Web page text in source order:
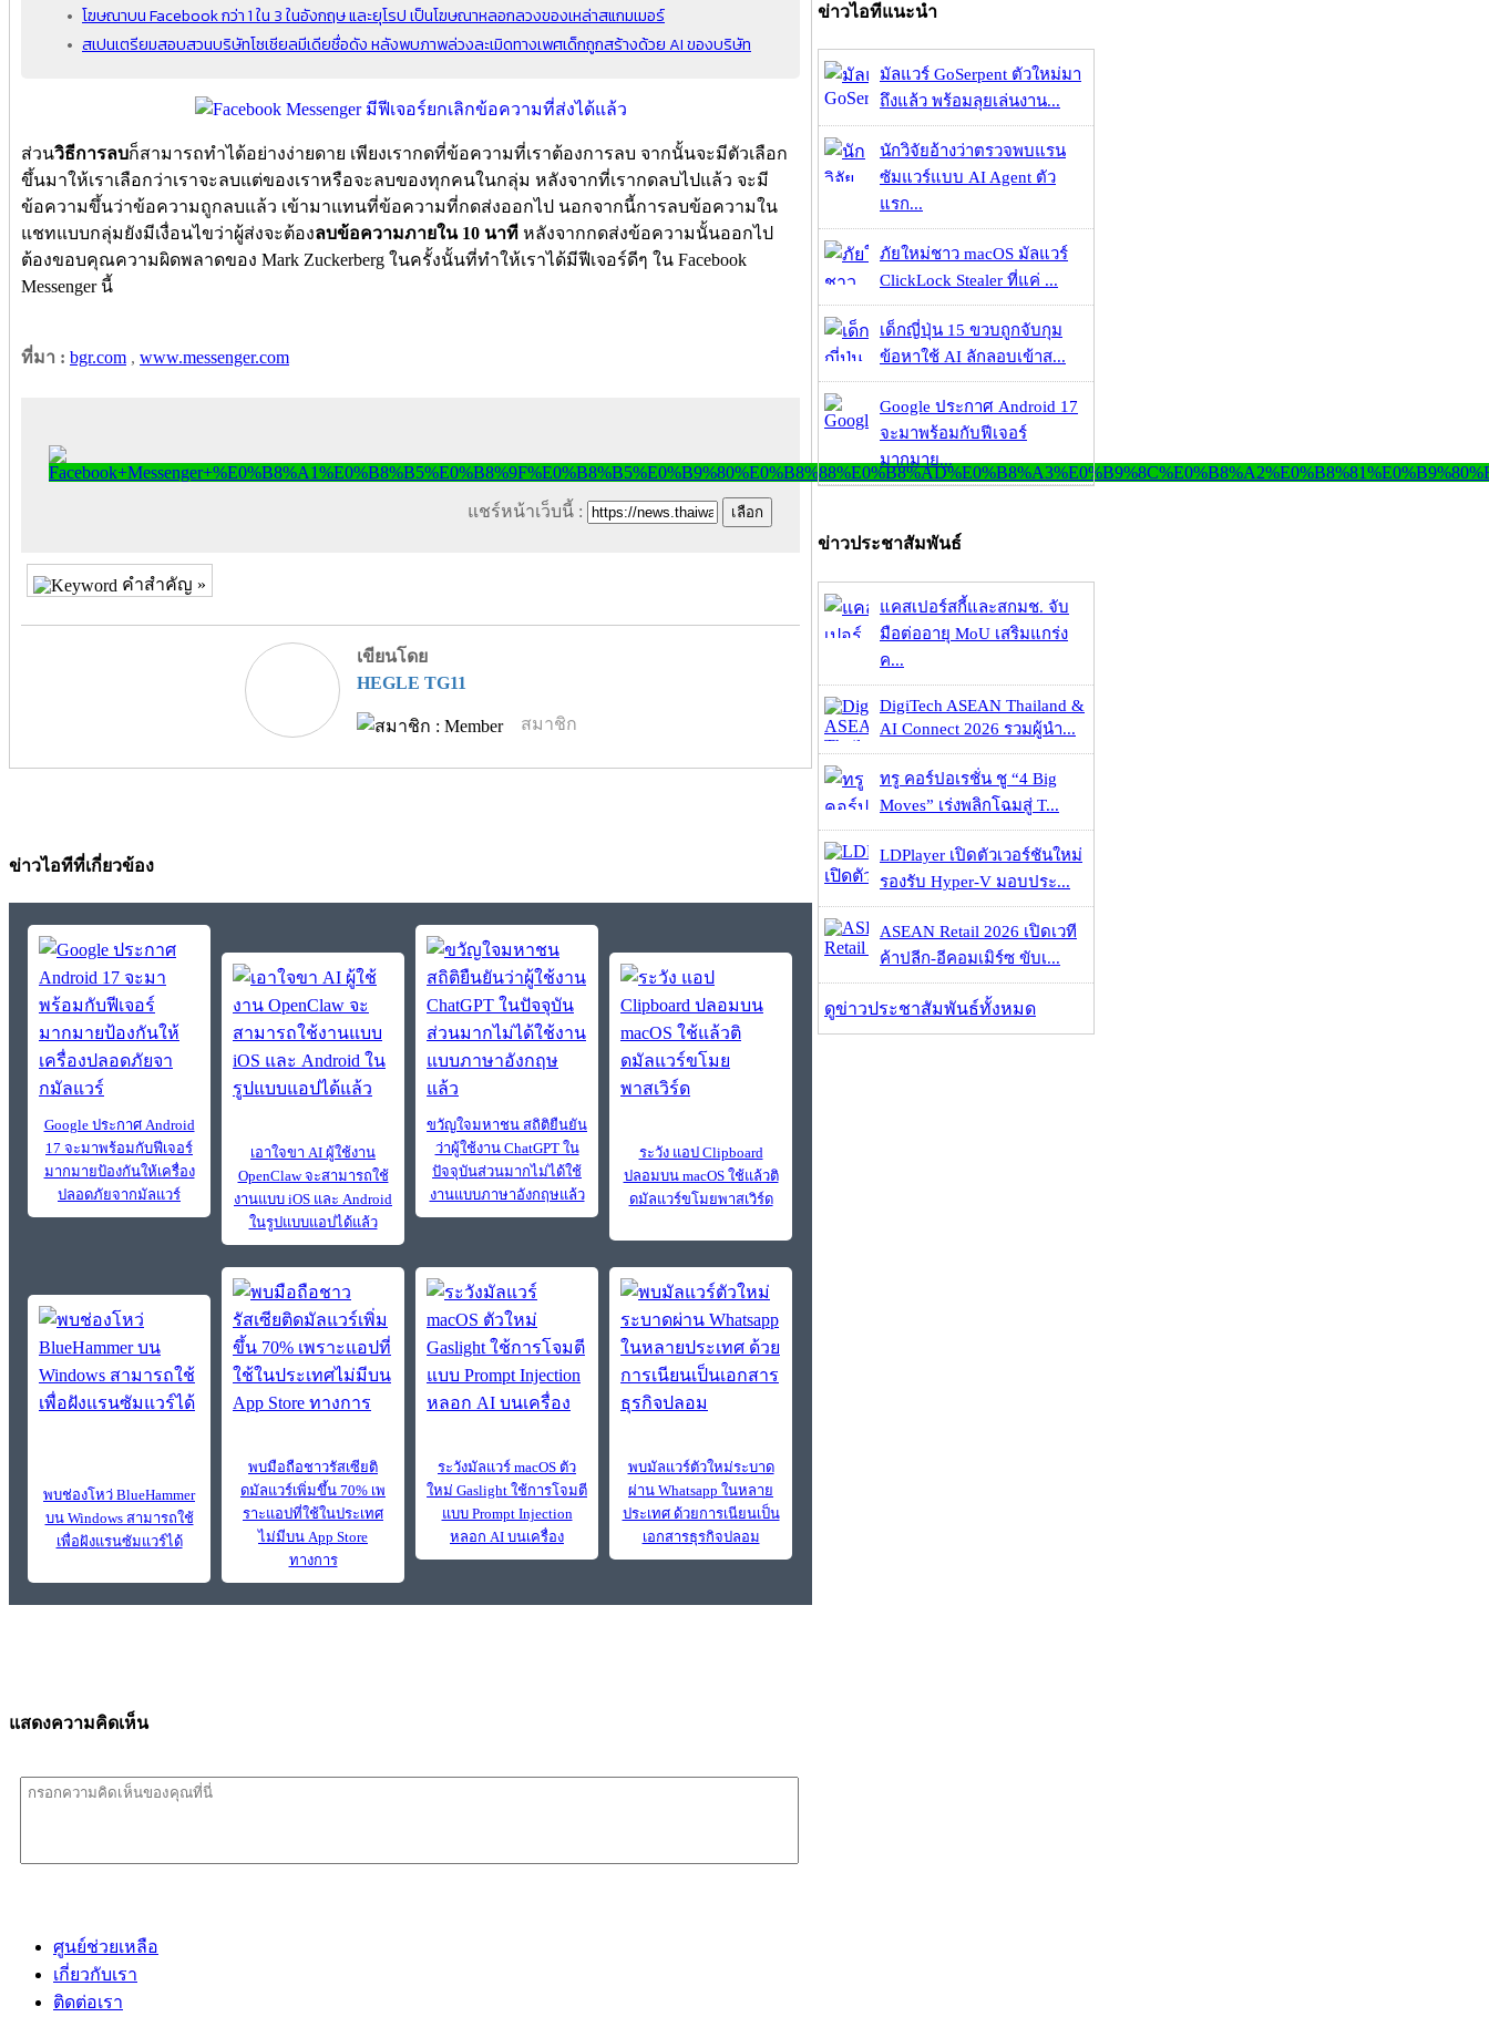
โฆษณาบน Facebook กว่า 1 ใน 3 ในอังกฤษ และยุโรป เป็นโฆษณาหลอกลวงของเหล่าสแกมเมอร์
สเปนเตรียมสอบสวนบริษัทโซเชียลมีเดียชื่อดัง หลังพบภาพล่วงละเมิดทางเพศเด็กถูกสร้างด้วย AI ของบริษัท
ส่วนวิธีการลบก็สามารถทำได้อย่างง่ายดาย เพียงเรากดที่ข้อความที่เราต้องการลบ จากนั้นจะมีตัวเลือก
ขึ้นมาให้เราเลือกว่าเราจะลบแต่ของเราหรือจะลบของทุกคนในกลุ่ม หลังจากที่เรากดลบไปแล้ว จะมี
ข้อความขึ้นว่าข้อความถูกลบแล้ว เข้ามาแทนที่ข้อความที่กดส่งออกไป นอกจากนี้การลบข้อความใน
แชทแบบกลุ่มยังมีเงื่อนไขว่าผู้ส่งจะต้องลบข้อความภายใน 10 นาที หลังจากกดส่งข้อความนั้นออกไป
ต้องขอบคุณความผิดพลาดของ Mark Zuckerberg ในครั้งนั้นที่ทำให้เราได้มีฟีเจอร์ดีๆ ใน Facebook
Messenger นี้
ที่มา : bgr.com , www.messenger.com
แชร์หน้าเว็บนี้ :
คำสำคัญ »
เขียนโดย
HEGLE TG11
สมาชิก
ข่าวไอทีที่เกี่ยวข้อง
Google ประกาศ Android
17 จะมาพร้อมกับฟีเจอร์
มากมายป้องกันให้เครื่อง
ปลอดภัยจากมัลแวร์
เอาใจขา AI ผู้ใช้งาน
OpenClaw จะสามารถใช้
งานแบบ iOS และ Android
ในรูปแบบแอปได้แล้ว
ขวัญใจมหาชน สถิติยืนยัน
ว่าผู้ใช้งาน ChatGPT ใน
ปัจจุบันส่วนมากไม่ได้ใช้
งานแบบภาษาอังกฤษแล้ว
ระวัง แอป Clipboard
ปลอมบน macOS ใช้แล้วติ
ดมัลแวร์ขโมยพาสเวิร์ด
พบช่องโหว่ BlueHammer
บน Windows สามารถใช้
เพื่อฝังแรนซัมแวร์ได้
พบมือถือชาวรัสเซียติ
ดมัลแวร์เพิ่มขึ้น 70% เพ
ราะแอปที่ใช้ในประเทศ
ไม่มีบน App Store
ทางการ
ระวังมัลแวร์ macOS ตัว
ใหม่ Gaslight ใช้การโจมตี
แบบ Prompt Injection
หลอก AI บนเครื่อง
พบมัลแวร์ตัวใหม่ระบาด
ผ่าน Whatsapp ในหลาย
ประเทศ ด้วยการเนียนเป็น
เอกสารธุรกิจปลอม
แสดงความคิดเห็น
ข่าวไอทีแนะนำ
มัลแวร์ GoSerpent ตัวใหม่มา
ถึงแล้ว พร้อมลุยเล่นงาน...
นักวิจัยอ้างว่าตรวจพบแรน
ซัมแวร์แบบ AI Agent ตัว
แรก...
ภัยใหม่ชาว macOS มัลแวร์
ClickLock Stealer ที่แค่ ...
เด็กญี่ปุ่น 15 ขวบถูกจับกุม
ข้อหาใช้ AI ลักลอบเข้าส...
Google ประกาศ Android 17
จะมาพร้อมกับฟีเจอร์
มากมาย...
ข่าวประชาสัมพันธ์
แคสเปอร์สกี้และสกมช. จับ
มือต่ออายุ MoU เสริมแกร่ง
ค...
DigiTech ASEAN Thailand &
AI Connect 2026 รวมผู้นำ...
ทรู คอร์ปอเรชั่น ชู “4 Big
Moves” เร่งพลิกโฉมสู่ T...
LDPlayer เปิดตัวเวอร์ชันใหม่
รองรับ Hyper-V มอบประ...
ASEAN Retail 2026 เปิดเวที
ค้าปลีก-อีคอมเมิร์ซ ขับเ...
ดูข่าวประชาสัมพันธ์ทั้งหมด
ศูนย์ช่วยเหลือ
เกี่ยวกับเรา
ติดต่อเรา